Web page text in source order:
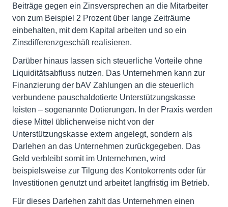
Beiträge gegen ein Zinsversprechen an die Mitarbeiter
von zum Beispiel 2 Prozent über lange Zeiträume
einbehalten, mit dem Kapital arbeiten und so ein
Zinsdifferenzgeschäft realisieren.
Darüber hinaus lassen sich steuerliche Vorteile ohne
Liquiditätsabfluss nutzen. Das Unternehmen kann zur
Finanzierung der bAV Zahlungen an die steuerlich
verbundene pauschaldotierte Unterstützungskasse
leisten – sogenannte Dotierungen. In der Praxis werden
diese Mittel üblicherweise nicht von der
Unterstützungskasse extern angelegt, sondern als
Darlehen an das Unternehmen zurückgegeben. Das
Geld verbleibt somit im Unternehmen, wird
beispielsweise zur Tilgung des Kontokorrents oder für
Investitionen genutzt und arbeitet langfristig im Betrieb.
Für dieses Darlehen zahlt das Unternehmen einen